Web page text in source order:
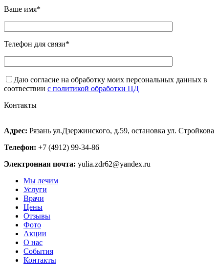
Ваше имя*
Телефон для связи*
Даю согласие на обработку моих персональных данных в
соотвествии с политикой обработки ПД
Контакты
Адрес: Рязань ул.Дзержинского, д.59, остановка ул. Стройкова
Телефон: +7 (4912) 99-34-86
Электронная почта: yulia.zdr62@yandex.ru
Мы лечим
Услуги
Врачи
Цены
Отзывы
Фото
Акции
О нас
События
Контакты